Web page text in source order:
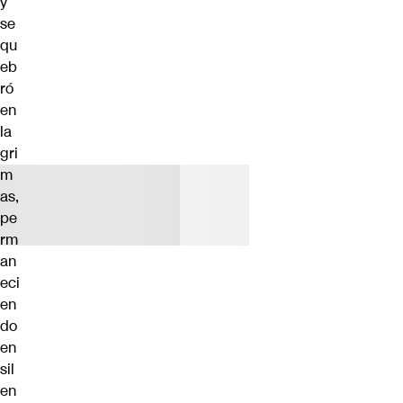
se
qu
eb
ró
en
la
gri
m
as,
pe
rm
an
eci
en
do
en
sil
en